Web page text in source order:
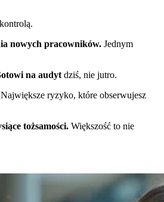
nowych pracowników. Jednym
na audyt dziś, nie jutro.
Największe ryzyko, które obserwujesz
tożsamości. Większość to nie